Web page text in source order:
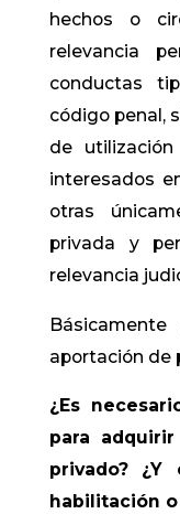
hechos o
relevancia
conductas
código penal,
de
interesados
otras
privada y
relevancia
aportación de
¿Es
para
privado?
habilitación